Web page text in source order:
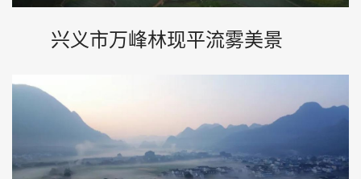
兴义市万峰林现平流雾美景